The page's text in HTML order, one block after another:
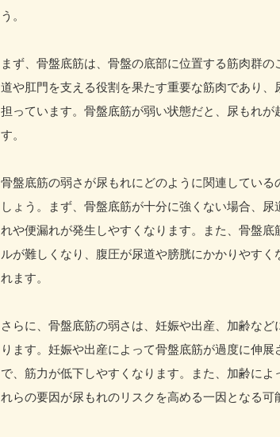
う。
まず、骨盤底筋は、骨盤の底部に位置する筋肉群
道や肛門を支える役割を果たす重要な筋肉であり
担っています。骨盤底筋が弱い状態だと、尿もれが
す。
骨盤底筋の弱さが尿もれにどのように関連している
しょう。まず、骨盤底筋が十分に強くない場合、
れや便漏れが発生しやすくなります。また、骨盤
ルが難しくなり、腹圧が尿道や膀胱にかかりやす
れます。
さらに、骨盤底筋の弱さは、妊娠や出産、加齢な
ります。妊娠や出産によって骨盤底筋が過度に伸
で、筋力が低下しやすくなります。また、加齢によ
れらの要因が尿もれのリスクを高める一因となる可